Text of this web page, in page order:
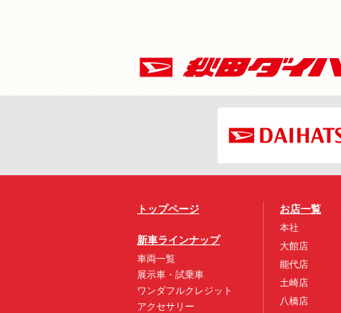
トップページ
新車ラインナップ
車両一覧
展示車・試乗車
ワンダフルクレジット
アクセサリー
お店一覧
本社
大館店
能代店
土崎店
八橋店